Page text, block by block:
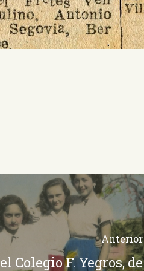
Anterior
Colegio F. Yegros, de